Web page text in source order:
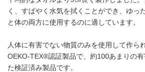
く、すばやく水気を拭くことができ、ゆっ
と体の両方に使用するのに適しています。
人体に有害でない物質のみを使用して作ら
OEKO-TEX®認証製品で、約100あまりの
た検証済み製品です。